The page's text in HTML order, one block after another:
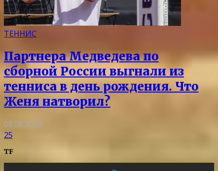
ТЕННИС
Партнера Медведева по
сборной России выгнали из
тенниса в день рождения. Что
Женя натворил?
08.08.2026
25
TF